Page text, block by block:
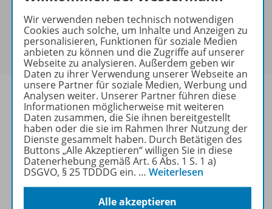
Sie haben ein passendesSpar-Paket?
Um den für Sie gültigen Preis zu sehen,melden Sie
sich bitte an.
Informationen
Weitere Inhalte der Ausgabe
Wir verwenden neben technisch notwendigen
Cookies auch solche, um Inhalte und Anzeigen zu
personalisieren, Funktionen für soziale Medien
anbieten zu können und die Zugriffe auf unserer
Webseite zu analysieren. Außerdem geben wir
Daten zu ihrer Verwendung unserer Webseite an
unsere Partner für soziale Medien, Werbung und
Analysen weiter. Unserer Partner führen diese
Informationen möglicherweise mit weiteren
Daten zusammen, die Sie ihnen bereitgestellt
haben oder die sie im Rahmen Ihrer Nutzung der
Dienste gesammelt haben. Durch Betätigen des
Buttons „Alle Akzeptieren“ willigen Sie in diese
Datenerhebung gemäß Art. 6 Abs. 1 S. 1 a)
DSGVO, § 25 TDDDG ein. … Weiterlesen
Alle akzeptieren